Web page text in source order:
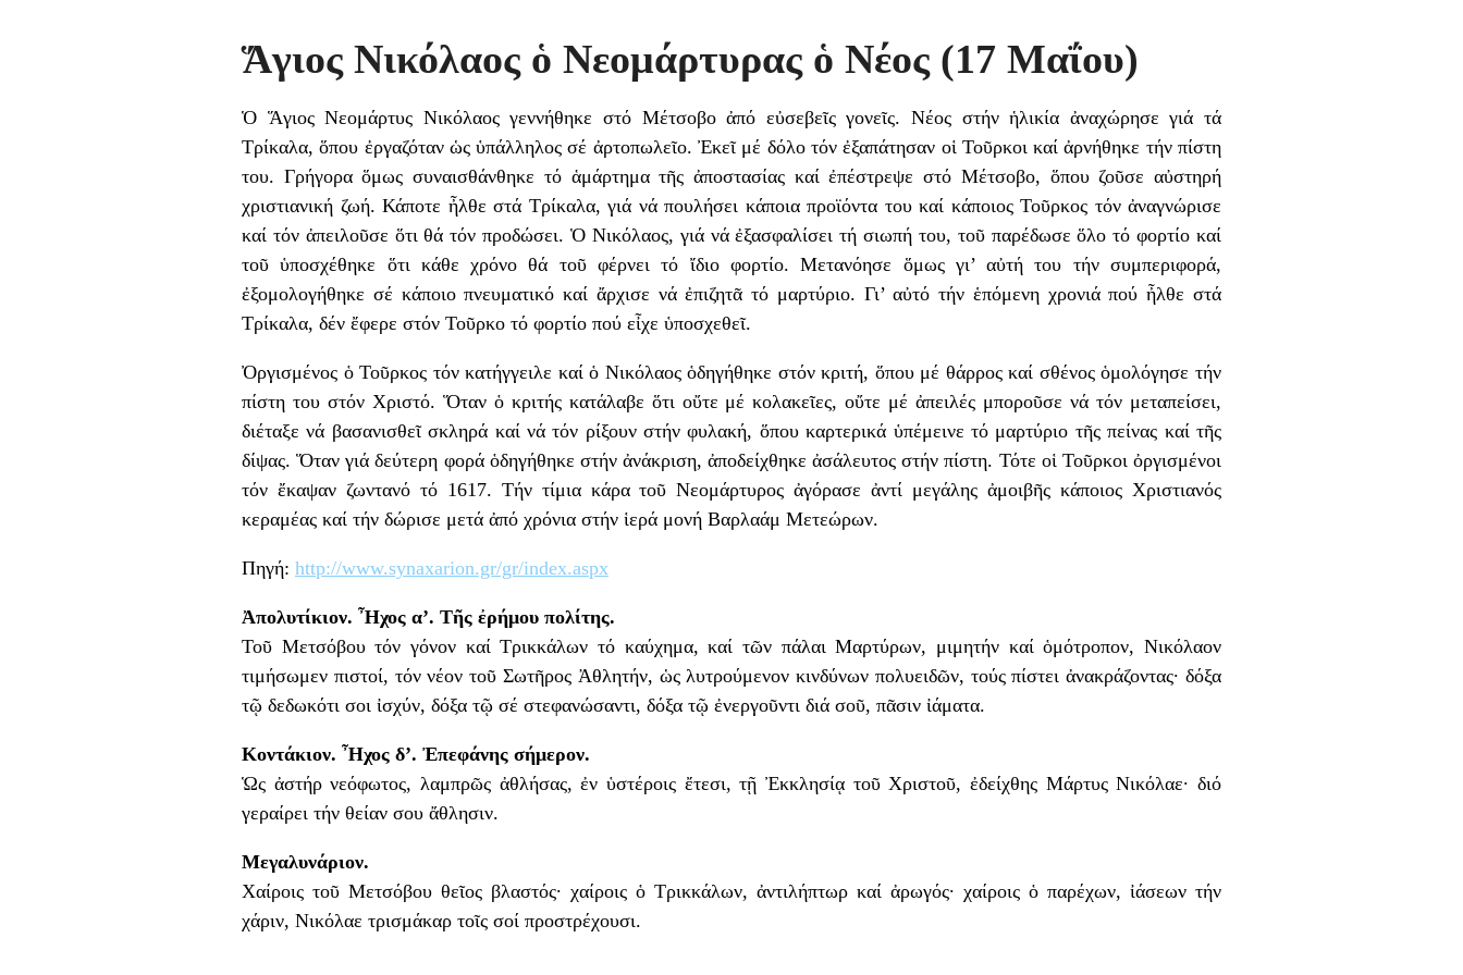
Ἅγιος Νικόλαος ὁ Νεομάρτυρας ὁ Νέος (17 Μαΐου)
Ὁ Ἅγιος Νεομάρτυς Νικόλαος γεννήθηκε στό Μέτσοβο ἀπό εὐσεβεῖς γονεῖς. Νέος στήν ἡλικία ἀναχώρησε γιά τά
Τρίκαλα, ὅπου ἐργαζόταν ὡς ὑπάλληλος σέ ἀρτοπωλεῖο. Ἐκεῖ μέ δόλο τόν ἐξαπάτησαν οἱ Τοῦρκοι καί ἀρνήθηκε τήν πίστη
του. Γρήγορα ὅμως συναισθάνθηκε τό ἁμάρτημα τῆς ἀποστασίας καί ἐπέστρεψε στό Μέτσοβο, ὅπου ζοῦσε αὐστηρή
χριστιανική ζωή. Κάποτε ἦλθε στά Τρίκαλα, γιά νά πουλήσει κάποια προϊόντα του καί κάποιος Τοῦρκος τόν ἀναγνώρισε
καί τόν ἀπειλοῦσε ὅτι θά τόν προδώσει. Ὁ Νικόλαος, γιά νά ἐξασφαλίσει τή σιωπή του, τοῦ παρέδωσε ὅλο τό φορτίο καί
τοῦ ὑποσχέθηκε ὅτι κάθε χρόνο θά τοῦ φέρνει τό ἴδιο φορτίο. Μετανόησε ὅμως γι’ αὐτή του τήν συμπεριφορά,
ἐξομολογήθηκε σέ κάποιο πνευματικό καί ἄρχισε νά ἐπιζητᾶ τό μαρτύριο. Γι’ αὐτό τήν ἑπόμενη χρονιά πού ἦλθε στά
Τρίκαλα, δέν ἔφερε στόν Τοῦρκο τό φορτίο πού εἶχε ὑποσχεθεῖ.
Ὀργισμένος ὁ Τοῦρκος τόν κατήγγειλε καί ὁ Νικόλαος ὁδηγήθηκε στόν κριτή, ὅπου μέ θάρρος καί σθένος ὁμολόγησε τήν
πίστη του στόν Χριστό. Ὅταν ὁ κριτής κατάλαβε ὅτι οὔτε μέ κολακεῖες, οὔτε μέ ἀπειλές μποροῦσε νά τόν μεταπείσει,
διέταξε νά βασανισθεῖ σκληρά καί νά τόν ρίξουν στήν φυλακή, ὅπου καρτερικά ὑπέμεινε τό μαρτύριο τῆς πείνας καί τῆς
δίψας. Ὅταν γιά δεύτερη φορά ὁδηγήθηκε στήν ἀνάκριση, ἀποδείχθηκε ἀσάλευτος στήν πίστη. Τότε οἱ Τοῦρκοι ὀργισμένοι
τόν ἔκαψαν ζωντανό τό 1617. Τήν τίμια κάρα τοῦ Νεομάρτυρος ἀγόρασε ἀντί μεγάλης ἀμοιβῆς κάποιος Χριστιανός
κεραμέας καί τήν δώρισε μετά ἀπό χρόνια στήν ἱερά μονή Βαρλαάμ Μετεώρων.
Πηγή: http://www.synaxarion.gr/gr/index.aspx
Ἀπολυτίκιον. Ἦχος α’. Τῆς ἐρήμου πολίτης.
Τοῦ Μετσόβου τόν γόνον καί Τρικκάλων τό καύχημα, καί τῶν πάλαι Μαρτύρων, μιμητήν καί ὁμότροπον, Νικόλαον
τιμήσωμεν πιστοί, τόν νέον τοῦ Σωτῆρος Ἀθλητήν, ὡς λυτρούμενον κινδύνων πολυειδῶν, τούς πίστει ἀνακράζοντας· δόξα
τῷ δεδωκότι σοι ἰσχύν, δόξα τῷ σέ στεφανώσαντι, δόξα τῷ ἐνεργοῦντι διά σοῦ, πᾶσιν ἰάματα.
Κοντάκιον. Ἦχος δ’. Ἐπεφάνης σήμερον.
Ὡς ἀστήρ νεόφωτος, λαμπρῶς ἀθλήσας, ἐν ὑστέροις ἔτεσι, τῇ Ἐκκλησίᾳ τοῦ Χριστοῦ, ἐδείχθης Μάρτυς Νικόλαε· διό
γεραίρει τήν θείαν σου ἄθλησιν.
Μεγαλυνάριον.
Χαίροις τοῦ Μετσόβου θεῖος βλαστός· χαίροις ὁ Τρικκάλων, ἀντιλήπτωρ καί ἀρωγός· χαίροις ὁ παρέχων, ἰάσεων τήν
χάριν, Νικόλαε τρισμάκαρ τοῖς σοί προστρέχουσι.